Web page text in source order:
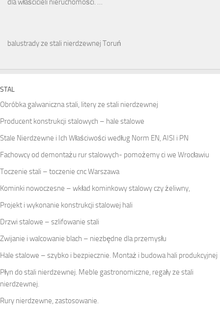
dla właścicieli nieruchomości. …
balustrady ze stali nierdzewnej Toruń
STAL
Obróbka galwaniczna stali, litery ze stali nierdzewnej
Producent konstrukcji stalowych – hale stalowe
Stale Nierdzewne i Ich Właściwości według Norm EN, AISI i PN
Fachowcy od demontażu rur stalowych- pomożemy ci we Wrocławiu
Toczenie stali – toczenie cnc Warszawa
Kominki nowoczesne – wkład kominkowy stalowy czy żeliwny,
Projekt i wykonanie konstrukcji stalowej hali
Drzwi stalowe – szlifowanie stali
Zwijanie i walcowanie blach – niezbędne dla przemysłu
Hale stalowe – szybko i bezpiecznie. Montaż i budowa hali produkcyjnej
Płyn do stali nierdzewnej. Meble gastronomiczne, regały ze stali
nierdzewnej.
Rury nierdzewne, zastosowanie.